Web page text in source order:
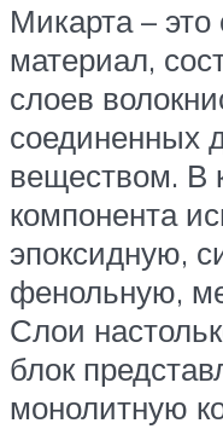
Микарта – это
материал,
слоев
соединенных
веществом. В
компонента
эпоксидную,
фенольную,
Слои
блок
монолитную